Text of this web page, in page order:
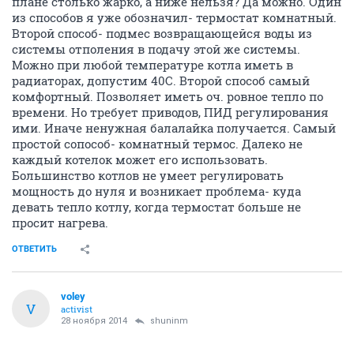
из способов я уже обозначил- термостат комнатный.
Второй способ- подмес возвращающейся воды из
системы отполения в подачу этой же системы.
Можно при любой температуре котла иметь в
радиаторах, допустим 40С. Второй способ самый
комфортный. Позволяет иметь оч. ровное тепло по
времени. Но требует приводов, ПИД регулирования
ими. Иначе ненужная балалайка получается. Самый
простой сопособ- комнатный термос. Далеко не
каждый котелок может его использовать.
Большинство котлов не умеет регулировать
мощность до нуля и возникает проблема- куда
девать тепло котлу, когда термостат больше не
просит нагрева.
ОТВЕТИТЬ
V
voley
activist
28 ноября 2014 shuninm